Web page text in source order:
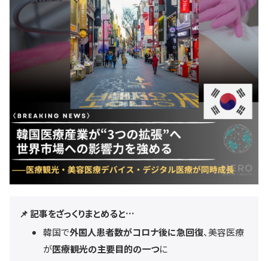
📌 記事をざっくりまとめると…
韓国で外国人患者数がコロナ後に急回復、美容医療
が医療観光の主要目的の一つに